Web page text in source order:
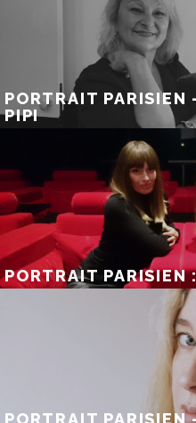
PORTRAIT PARISIEN
PIPI
PORTRAIT PARISIEN
PORTRAIT PARISIEN